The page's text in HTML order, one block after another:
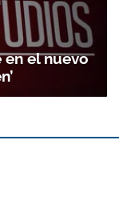
el nuevo